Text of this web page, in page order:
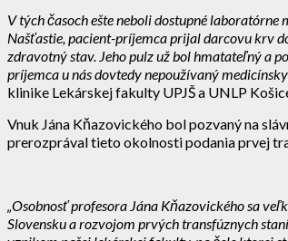
V tých časoch ešte neboli dostupné
Našťastie, pacient-príjemca prijal darcovu krv
zdravotný stav. Jeho pulz už bol hmatateľný a
príjemca u nás dovtedy nepoužívaný
klinike Lekárskej fakulty UPJŠ a UNLP
Vnuk Jána Kňazovického bol pozvaný na
prerozprával tieto okolnosti podania prvej
„Osobnosť profesora Jána Kňazovického sa
Slovensku a rozvojom prvých transfúznych